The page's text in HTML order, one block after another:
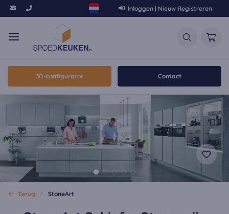
Inloggen | Nieuw Registreren
3D-configurator Contact
Terug StoneArt